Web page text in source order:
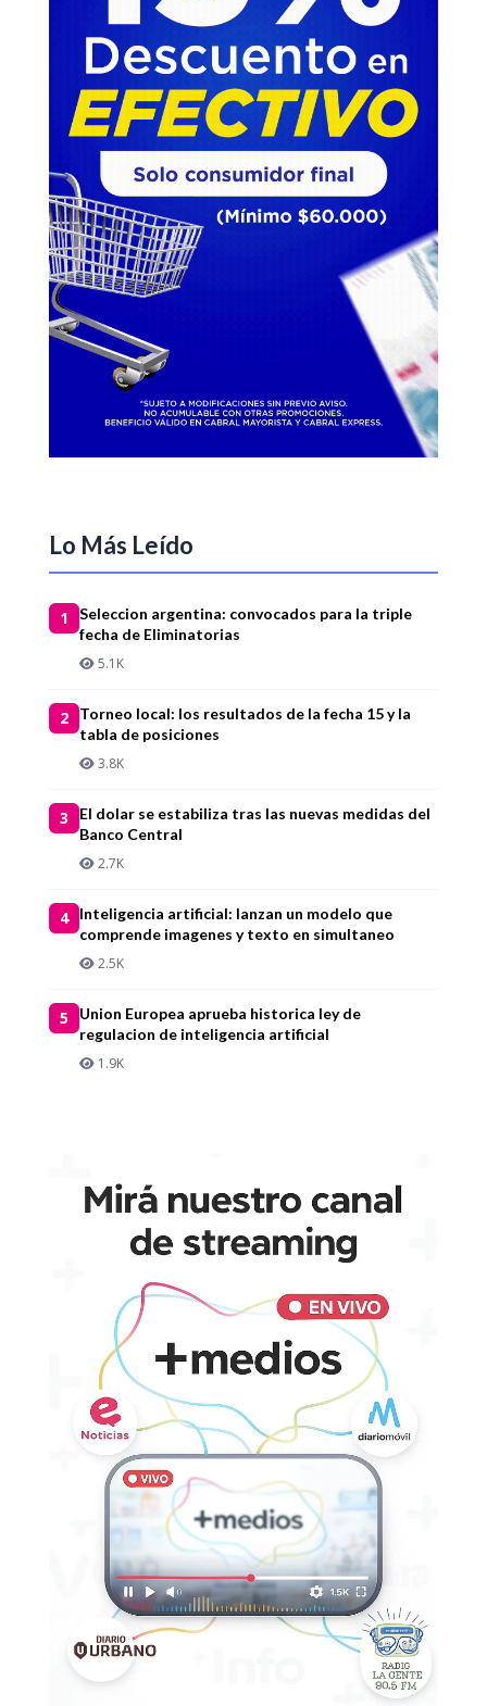
Lo Más Leído
1
Seleccion argentina: convocados para la triple
fecha de Eliminatorias
5.1K
2
Torneo local: los resultados de la fecha 15 y la
tabla de posiciones
3.8K
3
El dolar se estabiliza tras las nuevas medidas del
Banco Central
2.7K
4
Inteligencia artificial: lanzan un modelo que
comprende imagenes y texto en simultaneo
2.5K
5
Union Europea aprueba historica ley de
regulacion de inteligencia artificial
1.9K